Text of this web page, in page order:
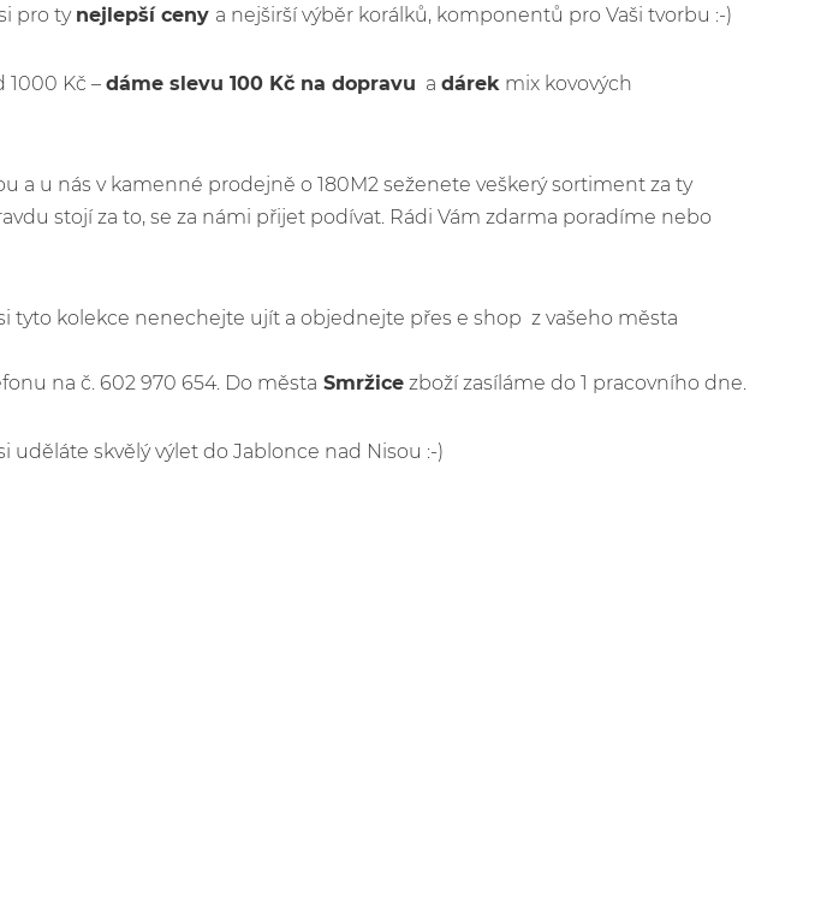
pro ty nejlepší ceny a nejširší výběr korálků, komponentů pro Vaši tvorbu :-)
1000 Kč – dáme slevu 100 Kč na dopravu a dárek mix kovových
a u nás v kamenné prodejně o 180M2 seženete veškerý sortiment za ty
stojí za to, se za námi přijet podívat. Rádi Vám zdarma poradíme nebo
tyto kolekce nenechejte ujít a objednejte přes e shop z vašeho města
na č. 602 970 654. Do města Smržice zboží zasíláme do 1 pracovního dne.
uděláte skvělý výlet do Jablonce nad Nisou :-)